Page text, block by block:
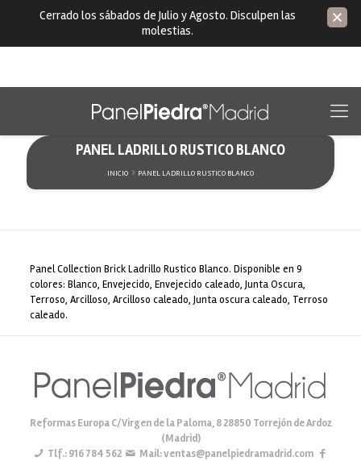
PANEL LADRILLO RUSTICO BLANCO
INICIO PANEL LADRILLO RUSTICO BLANCO
Panel Collection Brick Ladrillo Rustico Blanco. Disponible en 9
colores: Blanco, Envejecido, Envejecido caleado, Junta Oscura,
Terroso, Arcilloso, Arcilloso caleado, Junta oscura caleado, Terroso
caleado.
Reformas Europa C/Virgen de la Paloma, 8 28850 Torrejón de Ardoz
(Madrid)
Tlf.:916 784 562 Mail:ventas@panelpiedramadrid.com
Cerrado los sábados de Julio y Agosto. Disculpen las
molestias.